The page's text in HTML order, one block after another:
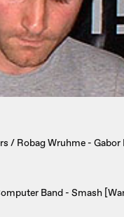
/ Robag Wruhme - Gabor
Band - Smash